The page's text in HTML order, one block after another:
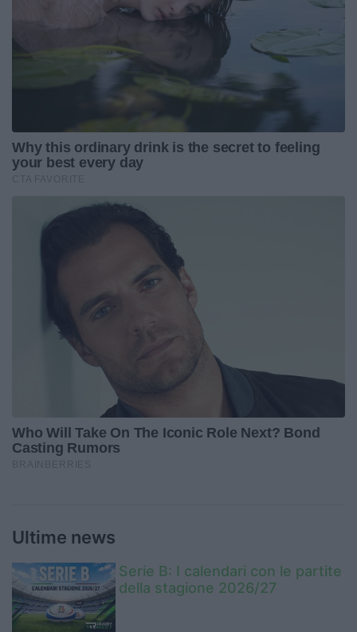
Ultime news
Serie B: I calendari con le partite
della stagione 2026/27